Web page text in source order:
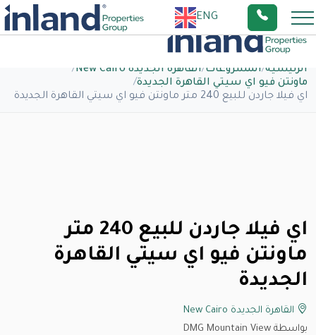
ENG
الرئيسية/المشروعات/القاهرة الجديدة New Cairo
/
ماونتن فيو اي سيتي القاهرة الجديدة/
اي فيلا جاردن للبيع 240 متر ماونتن فيو اي سيتي القاهرة الجديدة
اي فيلا جاردن للبيع 240 متر
ماونتن فيو اي سيتي القاهرة
الجديدة
القاهرة الجديدة New Cairo
بواسطة DMG Mountain View